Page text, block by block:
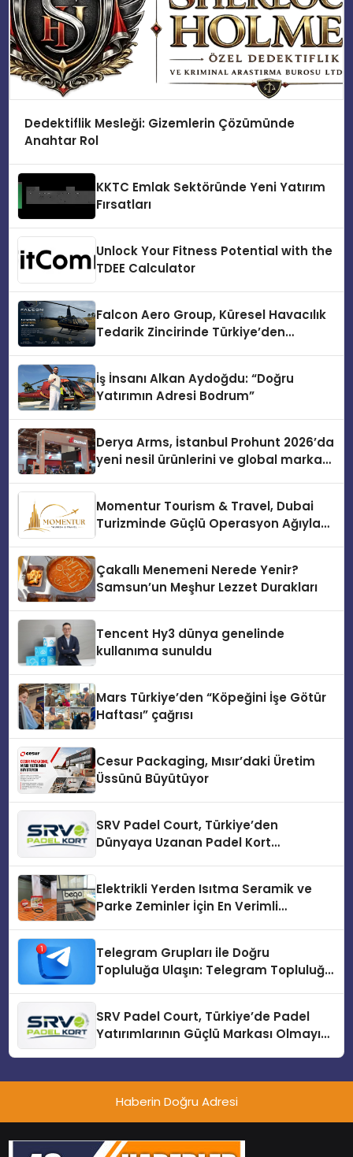
Dedektiflik Mesleği: Gizemlerin Çözümünde
Anahtar Rol
KKTC Emlak Sektöründe Yeni Yatırım
Fırsatları
Unlock Your Fitness Potential with the
TDEE Calculator
Falcon Aero Group, Küresel Havacılık
Tedarik Zincirinde Türkiye’den
İş İnsanı Alkan Aydoğdu: “Doğru
Yatırımın Adresi Bodrum”
Derya Arms, İstanbul Prohunt 2026’da
yeni nesil ürünlerini ve global marka
Momentur Tourism & Travel, Dubai
Turizminde Güçlü Operasyon Ağıyla
Çakallı Menemeni Nerede Yenir?
Samsun’un Meşhur Lezzet Durakları
Tencent Hy3 dünya genelinde
kullanıma sunuldu
Mars Türkiye’den “Köpeğini İşe Götür
Haftası” çağrısı
Cesur Packaging, Mısır’daki Üretim
Üssünü Büyütüyor
SRV Padel Court, Türkiye’den
Dünyaya Uzanan Padel Kort
Elektrikli Yerden Isıtma Seramik ve
Parke Zeminler İçin En Verimli
Telegram Grupları ile Doğru
Topluluğa Ulaşın: Telegram Topluluğu
SRV Padel Court, Türkiye’de Padel
Yatırımlarının Güçlü Markası Olmayı
Haberin Doğru Adresi